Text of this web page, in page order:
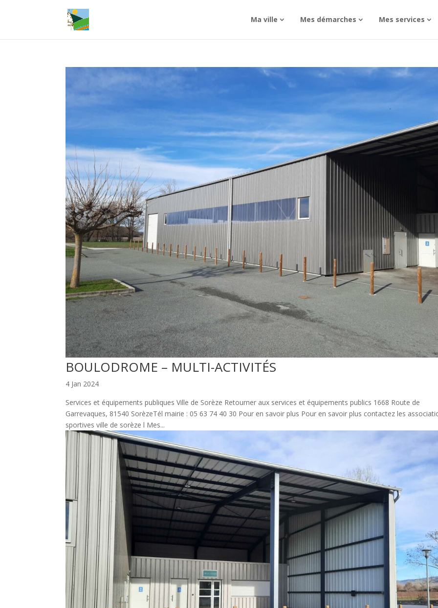
Ma ville Mes démarches Mes services
BOULODROME – MULTI-ACTIVITÉS
4 Jan 2024
Services et équipements publiques Ville de Sorèze Retourner aux services et équipements publics 1668 Route de
Garrevaques, 81540 SorèzeTél mairie : 05 63 74 40 30 Pour en savoir plus Pour en savoir plus contactez les
sportives ville de sorèze l Mes...